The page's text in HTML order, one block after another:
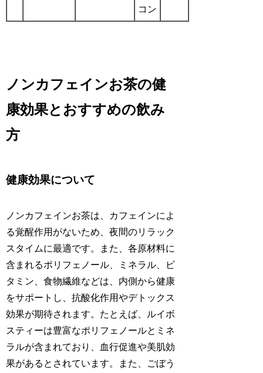
コン
ノンカフェインお茶の健
康効果とおすすめの飲み
方
健康効果について
ノンカフェインお茶は、カフェインによ
る覚醒作用がないため、夜間のリラック
スタイムに最適です。また、各原材料に
含まれるポリフェノール、ミネラル、ビ
タミン、食物繊維などは、内側から健康
をサポートし、抗酸化作用やデトックス
効果が期待されます。たとえば、ルイボ
スティーは豊富なポリフェノールとミネ
ラルが含まれており、血行促進や美肌効
果があるとされています。また、ごぼう